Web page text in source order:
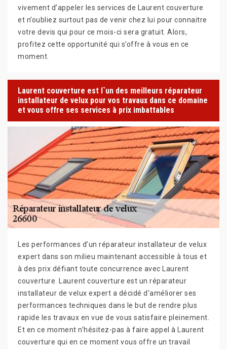
vivement d’appeler les services de Laurent couverture
et n’oubliez surtout pas de venir chez lui pour connaitre
votre devis qui pour ce mois-ci sera gratuit. Alors,
profitez cette opportunité qui s’offre à vous en ce
moment.
Laurent couverture est l`un des meilleurs réparateur
installateur de velux pour vos travaux dans ce domaine
et vous offre ses services à prix imbattables
Les performances d’un réparateur installateur de velux
expert dans son milieu maintenant accessible à tous et
à des prix défiant toute concurrence avec Laurent
couverture. Laurent couverture est un réparateur
installateur de velux expert a décidé d’améliorer ses
performances techniques dans le but de rendre plus
rapide les travaux en vue de vous satisfaire pleinement.
Et en ce moment n’hésitez-pas à faire appel à Laurent
couverture qui en ce moment vous offre un travail